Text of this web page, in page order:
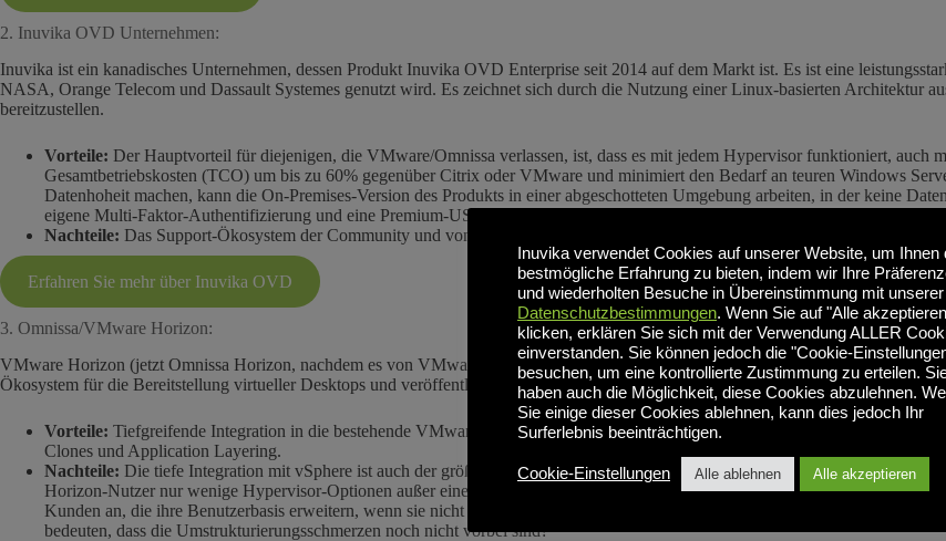
2. Inuvika OVD Unternehmen:
Inuvika ist ein kanadisches Unternehmen, dessen Produkt Inuvika OVD Enterprise seit 2014 auf dem Markt ist. Es ist eine
NASA, Orange Telecom und Dassault Systemes genutzt wird. Es zeichnet sich durch die Nutzung einer Linux-basierten Architektur
bereitzustellen.
Vorteile: Der Hauptvorteil für diejenigen, die VMware/Omnissa verlassen, ist, dass es mit jedem Hypervisor funktioniert, auch
Gesamtbetriebskosten (TCO) um bis zu 60% gegenüber Citrix oder VMware und minimiert den Bedarf an teuren Windows
Datenhoheit machen, kann die On-Premises-Version des Produkts in einer abgeschotteten Umgebung arbeiten, in der keine
eigene Multi-Faktor-Authentifizierung und eine Premium-USB-Weiterleitung, die im Preis inbegriffen sind. Es bietet eine
Nachteile: Das Support-Ökosystem der Community und von Drittanbietern ist vielleicht nicht so umfangreich wie das der
Erfahren Sie mehr über Inuvika OVD
3. Omnissa/VMware Horizon:
VMware Horizon (jetzt Omnissa Horizon, nachdem es von VMware Broadcom verkauft wurde) ist ein Marktführer, der für seine
Ökosystem für die Bereitstellung virtueller Desktops und veröffentlichter Anwendungen auf verschiedenen Geräten.
Vorteile: Tiefgreifende Integration in die bestehende VMware-Infrastruktur (vSphere, vSAN), hochleistungsfähiges
Clones und Application Layering.
Nachteile: Die tiefe Integration mit vSphere ist auch der größte Nachteil. Da VMware Broadcom die Preise für die Erneuerung
Horizon-Nutzer nur wenige Hypervisor-Optionen außer einer neuen Beziehung zwischen Omnissa und Nutanix AHV. Im Mai
Kunden an, die ihre Benutzerbasis erweitern, wenn sie nicht vSphere verwenden. KKR ist der Eigentümer von Omnissa und
bedeuten, dass die Umstrukturierungsschmerzen noch nicht vorbei sind?
Inuvika verwendet Cookies auf unserer Website, um Ihnen
bestmögliche Erfahrung zu bieten, indem wir Ihre
und wiederholten Besuche in Übereinstimmung mit unserer
Datenschutzbestimmungen. Wenn Sie auf "Alle
klicken, erklären Sie sich mit der Verwendung ALLER
einverstanden. Sie können jedoch die "Cookie-
besuchen, um eine kontrollierte Zustimmung zu erteilen.
haben auch die Möglichkeit, diese Cookies abzulehnen.
Sie einige dieser Cookies ablehnen, kann dies jedoch Ihr
Surferlebnis beeinträchtigen.
Cookie-Einstellungen Alle ablehnen Alle akzeptieren